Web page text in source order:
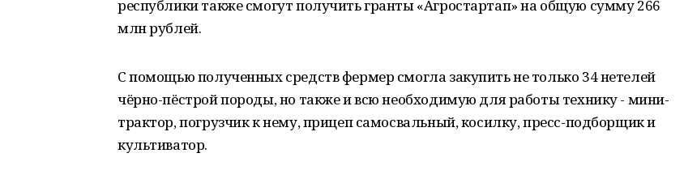
республики также смогут получить гранты «Агростартап» на общую сумму 266
млн рублей.
С помощью полученных средств фермер смогла закупить не только 34 нетелей
чёрно-пёстрой породы, но также и всю необходимую для работы технику - мини-
трактор, погрузчик к нему, прицеп самосвальный, косилку, пресс-подборщик и
культиватор.